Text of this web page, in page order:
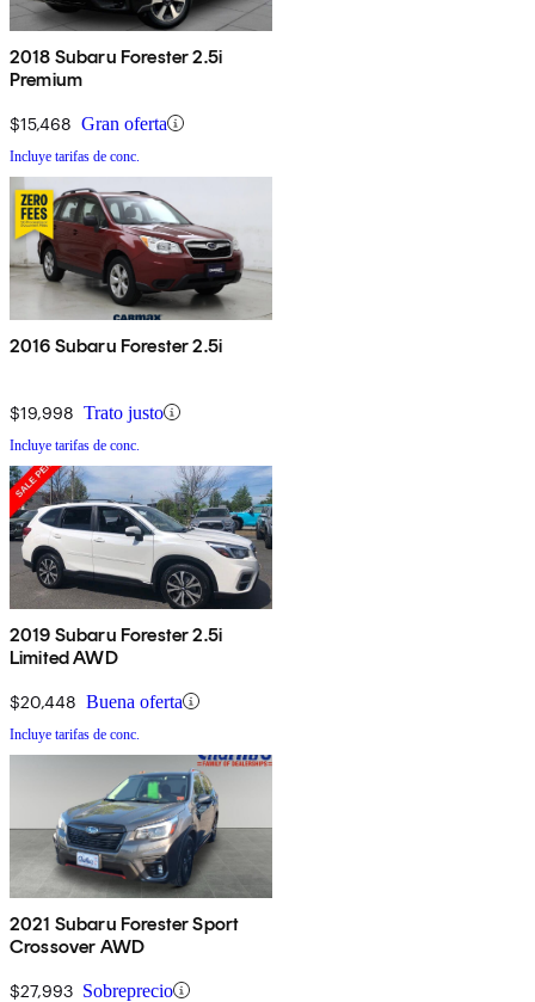
2018 Subaru Forester 2.5i
Premium
$15,468 Gran oferta
Incluye tarifas de conc.
2016 Subaru Forester 2.5i
$19,998 Trato justo
Incluye tarifas de conc.
2019 Subaru Forester 2.5i
Limited AWD
$20,448 Buena oferta
Incluye tarifas de conc.
2021 Subaru Forester Sport
Crossover AWD
$27,993 Sobreprecio